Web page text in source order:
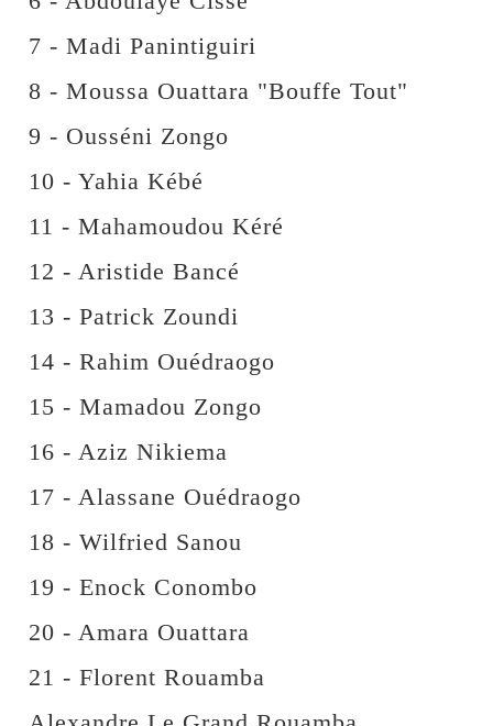
7 - Madi Panintiguiri
8 - Moussa Ouattara "Bouffe Tout"
9 - Ousséni Zongo
10 - Yahia Kébé
11 - Mahamoudou Kéré
12 - Aristide Bancé
13 - Patrick Zoundi
14 - Rahim Ouédraogo
15 - Mamadou Zongo
16 - Aziz Nikiema
17 - Alassane Ouédraogo
18 - Wilfried Sanou
19 - Enock Conombo
20 - Amara Ouattara
21 - Florent Rouamba